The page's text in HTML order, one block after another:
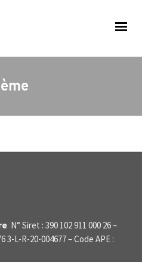
 N° Siret : 390 102 911 000 26 –
3-L-R-20-004677 – Code APE :